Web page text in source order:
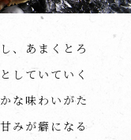
、あまくとろ
していていく
な味わいがた
みが癖になる